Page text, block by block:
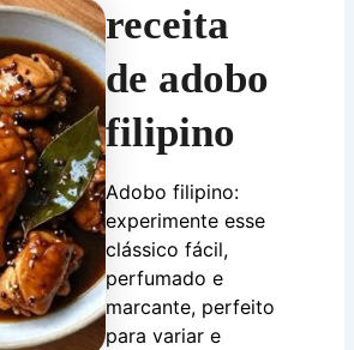
receita
de adobo
filipino
Adobo filipino:
experimente esse
clássico fácil,
perfumado e
marcante, perfeito
para variar e